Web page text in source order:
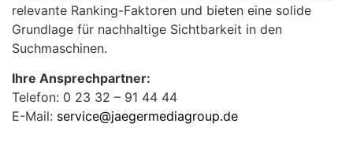
relevante Ranking-Faktoren und bieten eine solide
Grundlage für nachhaltige Sichtbarkeit in den
Suchmaschinen.
Ihre Ansprechpartner:
Telefon: 0 23 32 – 91 44 44
E-Mail: service@jaegermediagroup.de